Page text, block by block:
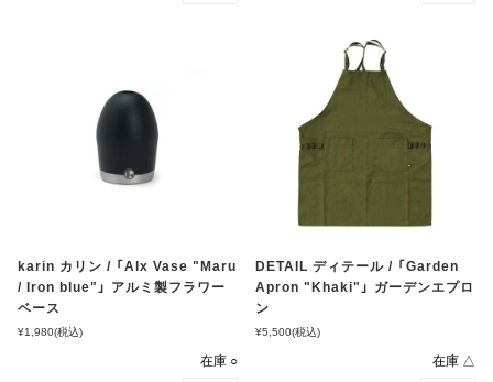
karin カリン / 「Alx Vase "Maru
/ Iron blue"」 アルミ製フラワー
ベース
¥1,980(税込)
在庫 ○
DETAIL ディテール / 「Garden
Apron "Khaki"」 ガーデンエプロ
ン
¥5,500(税込)
在庫 △